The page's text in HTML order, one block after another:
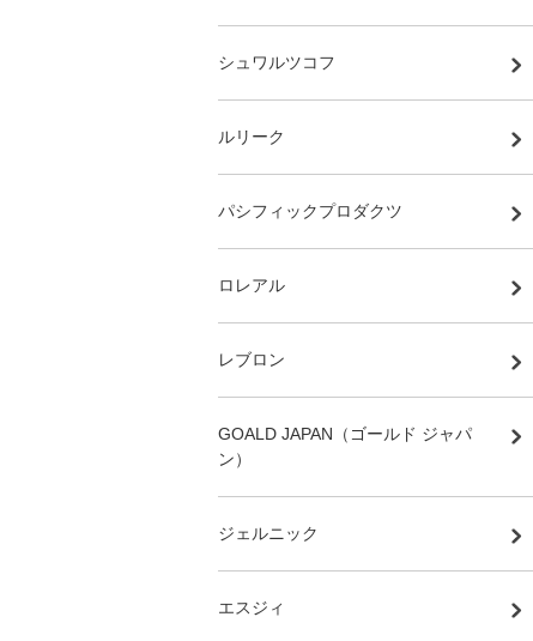
シュワルツコフ
ルリーク
パシフィックプロダクツ
ロレアル
レブロン
GOALD JAPAN（ゴールド ジャパ
ン）
ジェルニック
エスジィ